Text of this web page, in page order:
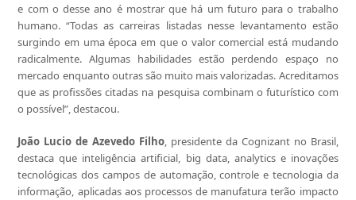
e com o desse ano é mostrar que há um futuro para o trabalho
humano. “Todas as carreiras listadas nesse levantamento estão
surgindo em uma época em que o valor comercial está mudando
radicalmente. Algumas habilidades estão perdendo espaço no
mercado enquanto outras são muito mais valorizadas. Acreditamos
que as profissões citadas na pesquisa combinam o futurístico com
o possível”, destacou.
João Lucio de Azevedo Filho, presidente da Cognizant no Brasil,
destaca que inteligência artificial, big data, analytics e inovações
tecnológicas dos campos de automação, controle e tecnologia da
informação, aplicadas aos processos de manufatura terão impacto